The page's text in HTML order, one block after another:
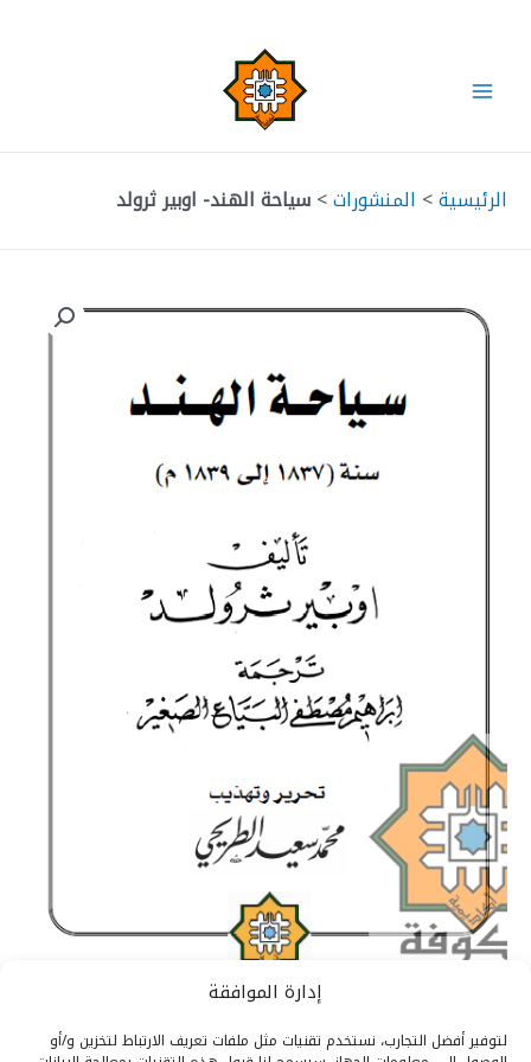
إدارة الموافقة
لتوفير أفضل التجارب، نستخدم تقنيات مثل ملفات تعريف الارتباط لتخزين و/أو
المحتوى
Main
الرئيسية> المنشورات> سياحة الهند- اوبير ثرولد